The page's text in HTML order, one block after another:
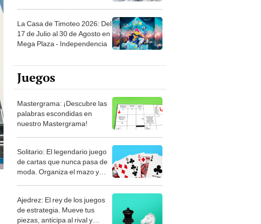
La Casa de Timoteo 2026: Del
17 de Julio al 30 de Agosto en
Mega Plaza - Independencia
Juegos
Mastergrama: ¡Descubre las
palabras escondidas en
nuestro Mastergrama!
Solitario: El legendario juego
de cartas que nunca pasa de
moda. Organiza el mazo y
Ajedrez: El rey de los juegos
de estrategia. Mueve tus
piezas, anticipa al rival y